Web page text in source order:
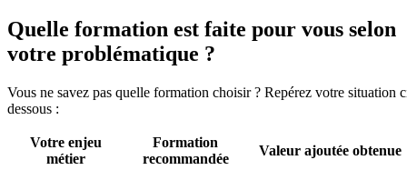
Quelle formation est faite pour vous selon
votre problématique ?
Vous ne savez pas quelle formation choisir ? Repérez votre situation
dessous :
Votre enjeu
métier
Formation
recommandée
Valeur ajoutée obtenue